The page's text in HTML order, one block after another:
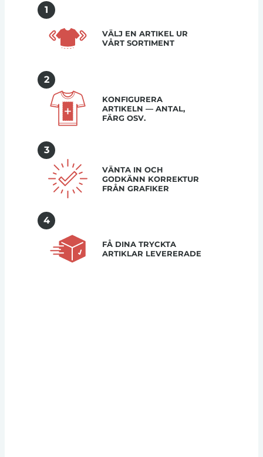
1
VÄLJ EN ARTIKEL UR
VÅRT SORTIMENT
2
KONFIGURERA
ARTIKELN — ANTAL,
FÄRG OSV.
3
VÄNTA IN OCH
GODKÄNN KORREKTUR
FRÅN GRAFIKER
4
FÅ DINA TRYCKTA
ARTIKLAR LEVERERADE